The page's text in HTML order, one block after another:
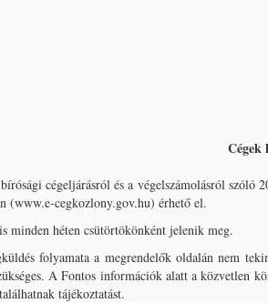
Cégek
cégeljárásról és a végelszámolásról
(www.e-cegkozlony.gov.hu) érhető el.
minden héten csütörtökönként jelenik meg.
folyamata a megrendelők oldalán nem
A Fontos információk alatt a közvetlen
tájékoztatást.